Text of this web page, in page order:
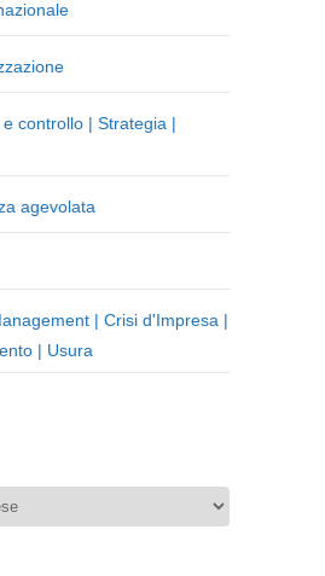
controllo | Strategia |
agevolata
| Crisi d'Impresa |
| Usura